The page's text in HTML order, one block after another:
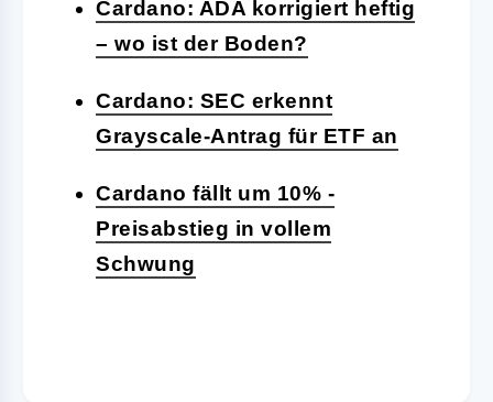
Cardano: ADA korrigiert heftig
– wo ist der Boden?
Cardano: SEC erkennt
Grayscale-Antrag für ETF an
Cardano fällt um 10% -
Preisabstieg in vollem
Schwung